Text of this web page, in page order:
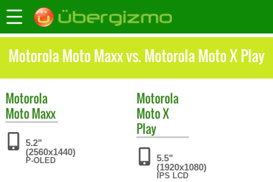
Motorola Moto Maxx vs. Motorola Moto X Play
Motorola
Moto Maxx
5.2"
(2560x1440)
P-OLED
Motorola
Moto X
Play
5.5"
(1920x1080)
IPS LCD